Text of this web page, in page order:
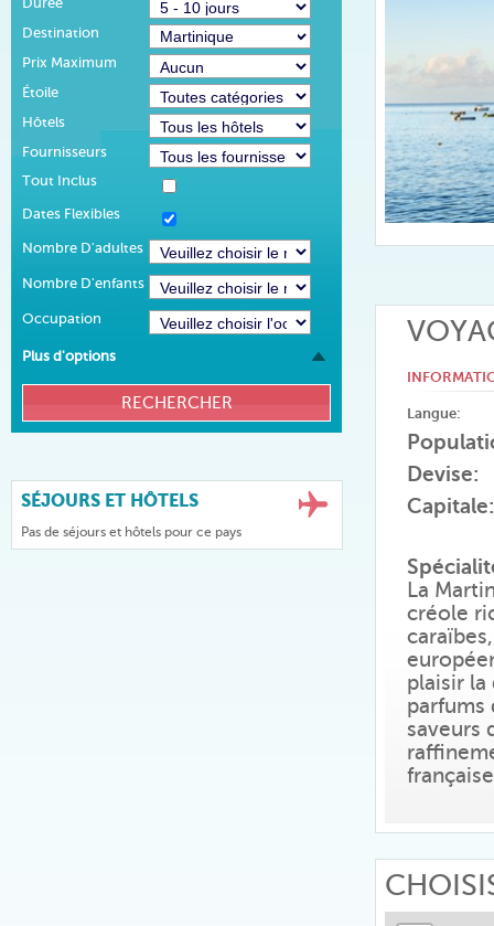
Destination
Prix Maximum
Étoile
Hôtels
Fournisseurs
Tout Inclus
Dates Flexibles
Nombre D'adultes
Nombre D'enfants
Occupation
Plus d'options
SÉJOURS ET HÔTELS
Pas de séjours et hôtels pour ce pays
Langue:
Devise:
Capitale:
La
créole
plaisir la
parfums
saveurs